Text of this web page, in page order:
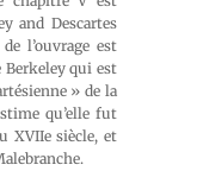
and Descartes
l’ouvrage est
Berkeley qui est
» de la
qu’elle fut
XVIIe siècle, et